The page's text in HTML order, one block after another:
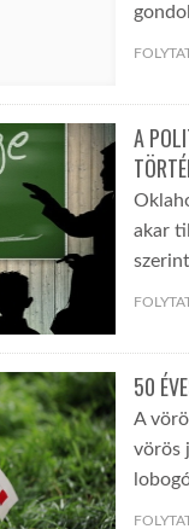
A
akar
50
A
vörös